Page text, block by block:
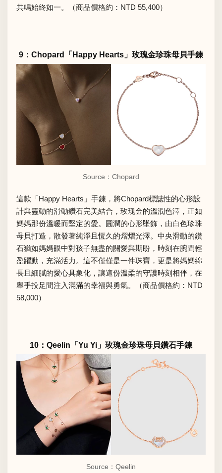
共鳴始終如一。（商品價格約：NTD 55,400）
9：Chopard「Happy Hearts」玫瑰金珍珠母貝手鍊
Source： Chopard
這款「Happy Hearts」手鍊，將Chopard標誌性的心形設
計與靈動的滑動鑽石完美結合，玫瑰金的溫潤色澤，正如
媽媽那份溫暖而堅定的愛。圓潤的心形墜飾，由白色珍珠
母貝打造，散發著純淨且恆久的熠熠光澤。中央滑動的鑽
石猶如媽媽眼中對孩子無盡的關愛與期盼，時刻在腕間輕
盈躍動，充滿活力。這不僅僅是一件珠寶，更是將媽媽綿
長且細膩的愛心具象化，讓這份溫柔的守護時刻相伴，在
舉手投足間注入滿滿的幸福與勇氣。（商品價格約：NTD
58,000）
10：Qeelin「Yu Yi」玫瑰金珍珠母貝鑽石手鍊
Source： Qeelin